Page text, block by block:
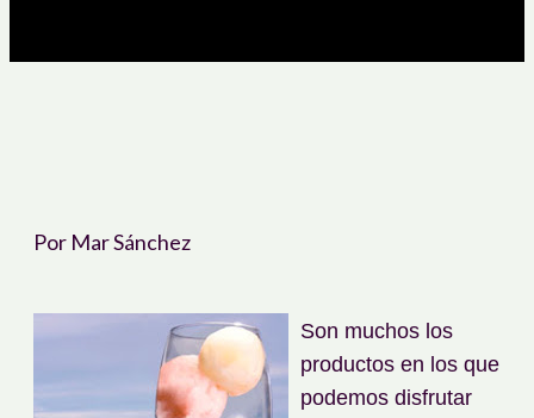
Por Mar Sánchez
Son muchos los
productos en los que
podemos disfrutar